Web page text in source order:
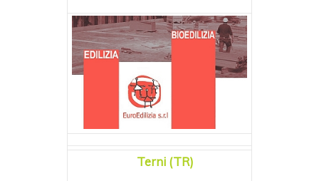
Terni (TR)